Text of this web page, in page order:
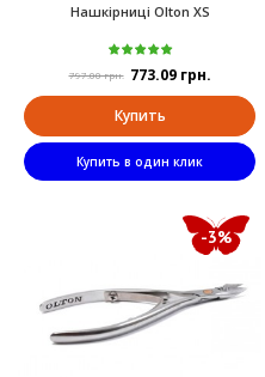
Нашкірниці Olton XS
797.00 грн. 773.09 грн.
Купить
Купить в один клик
-3%